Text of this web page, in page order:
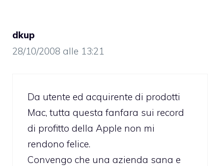
dkup
28/10/2008 alle 13:21
Da utente ed acquirente di prodotti
Mac, tutta questa fanfara sui record
di profitto della Apple non mi
rendono felice.
Convengo che una azienda sana e